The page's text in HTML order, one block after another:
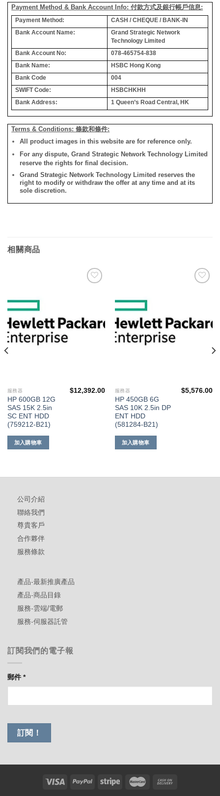
Payment Method & Bank Account Info: 付款方式及銀行帳戶信息:
Payment Method:
CASH / CHEQUE / BANK-IN
Bank Account Name:
Grand Strategic Network
Technology Limited
Bank Account No:
078-465754-838
Bank Name:
HSBC Hong Kong
Bank Code
004
SWIFT Code:
HSBCHKHH
Bank Address:
1 Queen’s Road Central, HK
Terms & Conditions: 條款和條件:
All product images in this website are for reference only.
For any dispute, Grand Strategic Network Technology Limited
reserve the rights for final decision.
Grand Strategic Network Technology Limited reserves the
right to modify or withdraw the offer at any time and at its
sole discretion.
相關商品
服務器
HP 600GB 12G
SAS 15K 2.5in
SC ENT HDD
(759212-B21)
$12,392.00
加入購物車
服務器
HP 450GB 6G
SAS 10K 2.5in DP
ENT HDD
(581284-B21)
$5,576.00
加入購物車
公司介紹
聯絡我們
尊貴客戶
合作夥伴
服務條款
產品-最新推廣產品
產品-商品目錄
服務-雲端/電郵
服務-伺服器託管
訂閱我們的電子報
郵件*